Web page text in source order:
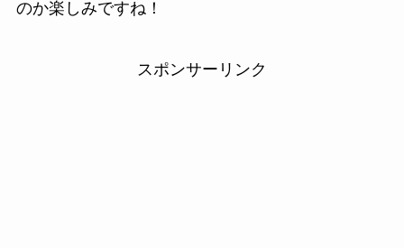
のか楽しみですね！
スポンサーリンク